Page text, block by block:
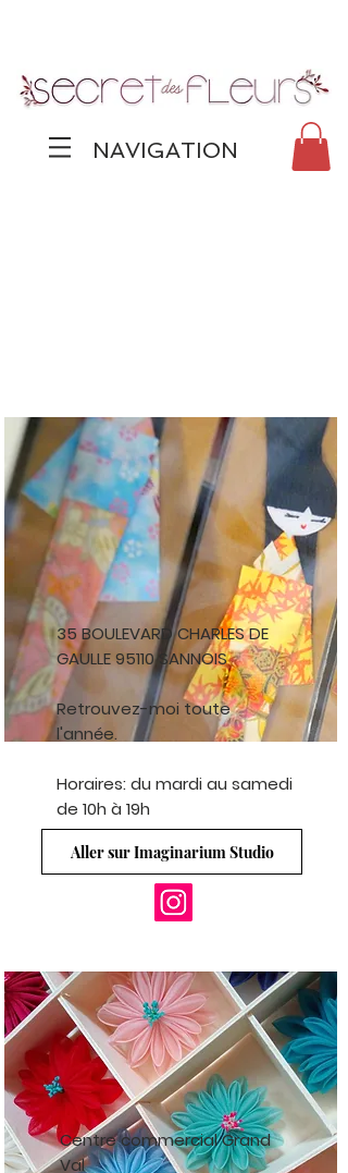
NAVIGATION
35 BOULEVARD CHARLES DE
GAULLE95110 SANNOIS
Retrouvez-moi toute
l'année.
Horaires: du mardi au samedi
de 10h à 19h
Aller sur Imaginarium Studio
Centre commercial Grand
Val